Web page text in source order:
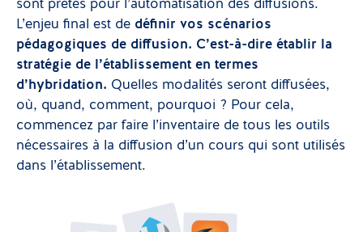
sont prêtes pour l’automatisation des diffusions.
L’enjeu final est de définir vos scénarios
pédagogiques de diffusion. C’est-à-dire établir la
stratégie de l’établissement en termes
d’hybridation. Quelles modalités seront diffusées,
où, quand, comment, pourquoi ? Pour cela,
commencez par faire l’inventaire de tous les outils
nécessaires à la diffusion d’un cours qui sont utilisés
dans l’établissement.